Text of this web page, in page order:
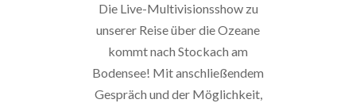
Die Live-Multivisionsshow zu
unserer Reise über die Ozeane
kommt nach Stockach am
Bodensee! Mit anschließendem
Gespräch und der Möglichkeit,